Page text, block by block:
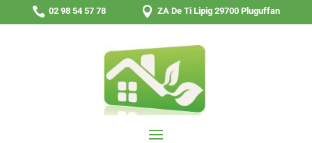
 02 98 54 57 78  ZA De Ti Lipig 29700 Pluguffan